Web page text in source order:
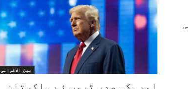
بین الاقوامی
امریکی صدر ٹرمپ نے پاکستان